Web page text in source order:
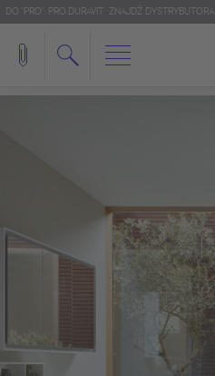
DO 'PRO': PRO.DURAVIT ZNAJDŹ DYSTRYBUTORA